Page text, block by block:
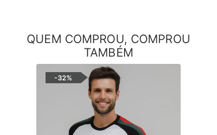
QUEM COMPROU, COMPROU
TAMBÉM
-32%